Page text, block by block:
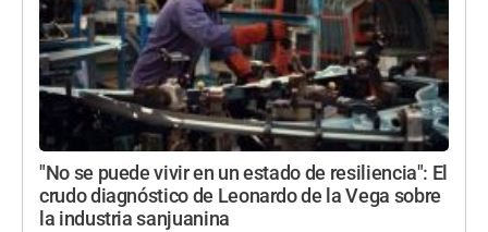
"No se puede vivir en un estado de resiliencia": El
crudo diagnóstico de Leonardo de la Vega sobre
la industria sanjuanina